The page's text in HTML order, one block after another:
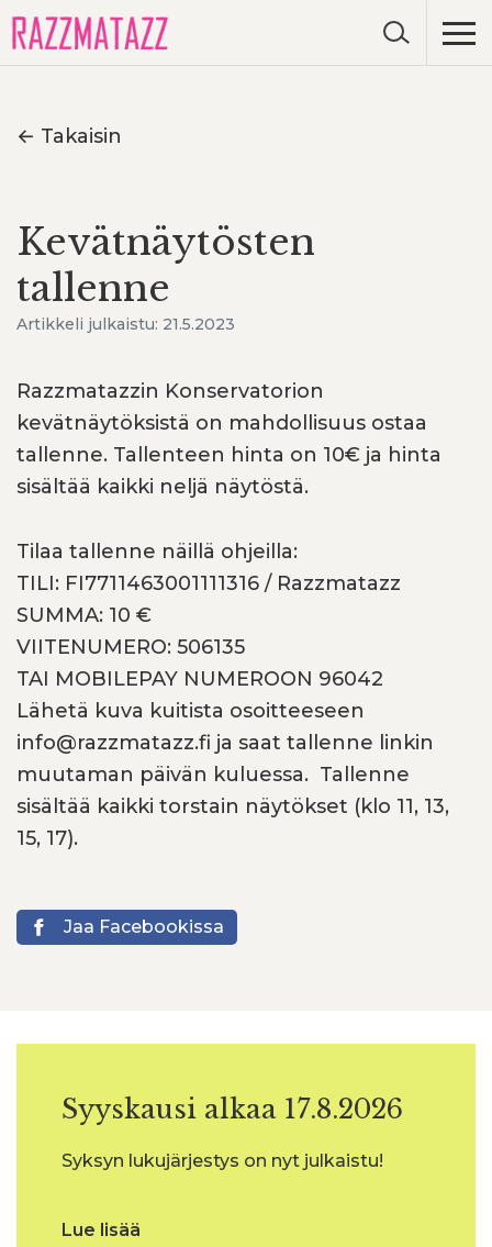
← Takaisin
Kevätnäytösten
tallenne
Artikkeli julkaistu: 21.5.2023
Razzmatazzin Konservatorion
kevätnäytöksistä on mahdollisuus ostaa
tallenne. Tallenteen hinta on 10€ ja hinta
sisältää kaikki neljä näytöstä.
Tilaa tallenne näillä ohjeilla:
TILI: FI7711463001111316 / Razzmatazz
SUMMA: 10 €
VIITENUMERO: 506135
TAI MOBILEPAY NUMEROON 96042
Lähetä kuva kuitista osoitteeseen
info@razzmatazz.fi ja saat tallenne linkin
muutaman päivän kuluessa. Tallenne
sisältää kaikki torstain näytökset (klo 11, 13,
15, 17).
Jaa Facebookissa
Syyskausi alkaa 17.8.2026
Syksyn lukujärjestys on nyt julkaistu!
Lue lisää